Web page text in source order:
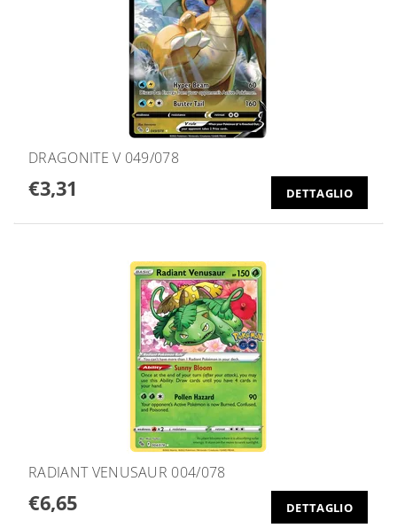
DRAGONITE V 049/078
€3,31 DETTAGLIO
RADIANT VENUSAUR 004/078
€6,65 DETTAGLIO